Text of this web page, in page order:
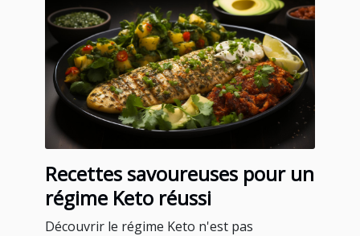
Recettes savoureuses pour un
régime Keto réussi
Découvrir le régime Keto n'est pas